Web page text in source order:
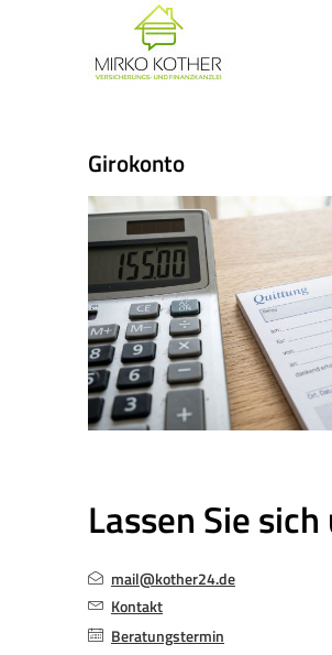
Giro­konto
Lassen Sie
mail@kother24.de
Kontakt
Beratungstermin